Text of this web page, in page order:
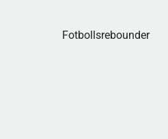
Fotbollsrebounder